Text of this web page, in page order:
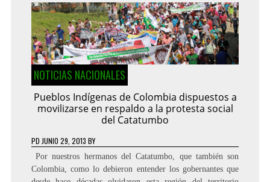
NOTICIAS NACIONALES
Pueblos Indígenas de Colombia dispuestos a
movilizarse en respaldo a la protesta social
del Catatumbo
PD JUNIO 29, 2013 BY
Por nuestros hermanos del Catatumbo, que también son
Colombia, como lo debieron entender los gobernantes que